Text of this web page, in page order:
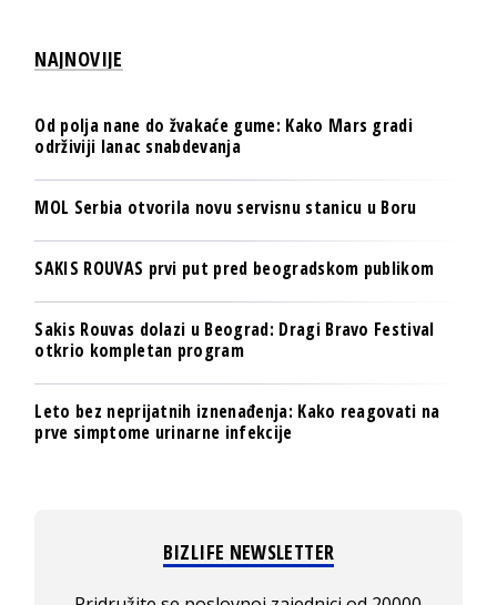
NAJNOVIJE
Od polja nane do žvakaće gume: Kako Mars gradi
održiviji lanac snabdevanja
MOL Serbia otvorila novu servisnu stanicu u Boru
SAKIS ROUVAS prvi put pred beogradskom publikom
Sakis Rouvas dolazi u Beograd: Dragi Bravo Festival
otkrio kompletan program
Leto bez neprijatnih iznenađenja: Kako reagovati na
prve simptome urinarne infekcije
BIZLIFE NEWSLETTER